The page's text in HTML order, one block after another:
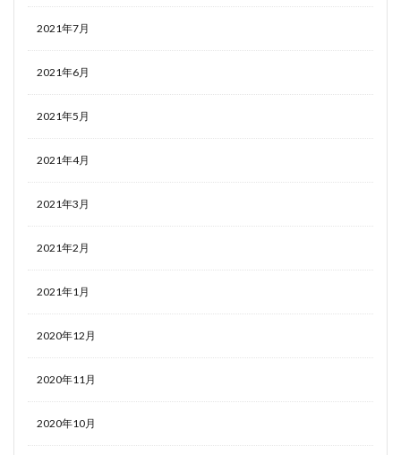
2021年7月
2021年6月
2021年5月
2021年4月
2021年3月
2021年2月
2021年1月
2020年12月
2020年11月
2020年10月